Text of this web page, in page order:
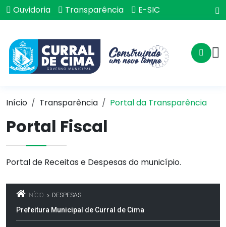
Ouvidoria Transparência E-SIC
Início Transparência Portal da Transparência
Portal Fiscal
Portal de Receitas e Despesas do município.